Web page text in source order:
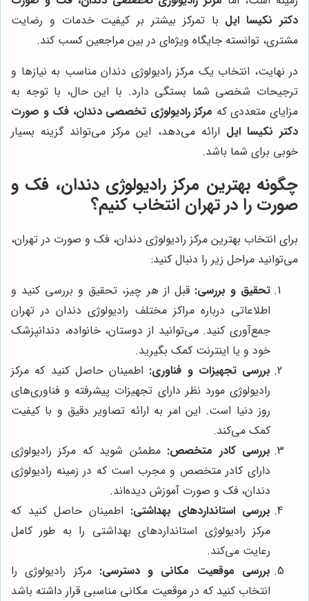
دکتر نکیسا ایل با تمرکز بیشتر بر کیفیت خدمات و رضایت
مشتری، توانسته جایگاه ویژه‌ای در بین مراجعین کسب کند.
در نهایت، انتخاب یک مرکز رادیولوژی دندان مناسب به نیازها و
ترجیحات شخصی شما بستگی دارد. با این حال، با توجه به
مزایای متعددی که مرکز رادیولوژی تخصصی دندان، فک و صورت
دکتر نکیسا ایل ارائه می‌دهد، این مرکز می‌تواند گزینه بسیار
خوبی برای شما باشد.
چگونه بهترین مرکز رادیولوژی دندان، فک و
صورت را در تهران انتخاب کنیم؟
برای انتخاب بهترین مرکز رادیولوژی دندان، فک و صورت در تهران،
می‌توانید مراحل زیر را دنبال کنید:
تحقیق و بررسی: قبل از هر چیز، تحقیق و بررسی کنید و
اطلاعاتی درباره مراکز مختلف رادیولوژی دندان در تهران
جمع‌آوری کنید. می‌توانید از دوستان، خانواده، دندانپزشک
خود و یا اینترنت کمک بگیرید.
بررسی تجهیزات و فناوری: اطمینان حاصل کنید که مرکز
رادیولوژی مورد نظر دارای تجهیزات پیشرفته و فناوری‌های
روز دنیا است. این امر به ارائه تصاویر دقیق و با کیفیت
کمک می‌کند.
بررسی کادر متخصص: مطمئن شوید که مرکز رادیولوژی
دارای کادر متخصص و مجرب است که در زمینه رادیولوژی
دندان، فک و صورت آموزش دیده‌اند.
بررسی استانداردهای بهداشتی: اطمینان حاصل کنید که
مرکز رادیولوژی استانداردهای بهداشتی را به طور کامل
رعایت می‌کند.
بررسی موقعیت مکانی و دسترسی: مرکز رادیولوژی را
انتخاب کنید که در موقعیت مکانی مناسبی قرار داشته باشد